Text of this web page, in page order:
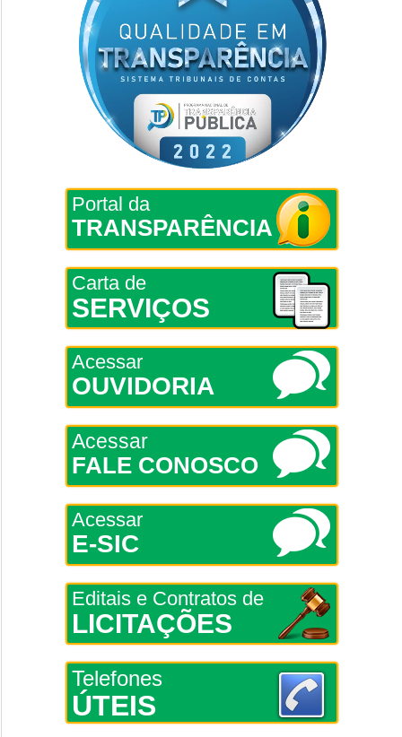
Portal da
TRANSPARÊNCIA
Carta de
SERVIÇOS
Acessar
OUVIDORIA
Acessar
FALE CONOSCO
Acessar
E-SIC
Editais e Contratos de
LICITAÇÕES
Telefones
ÚTEIS